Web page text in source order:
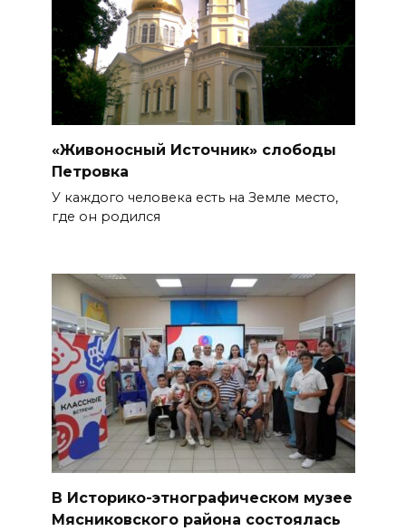
«Живоносный Источник» слободы
Петровка
У каждого человека есть на Земле место,
где он родился
В Историко-этнографическом музее
Мясниковского района состоялась